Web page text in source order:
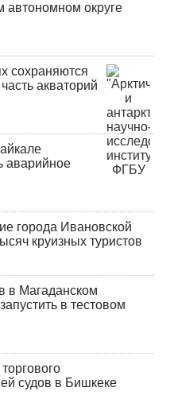
автономном округе
сохраняются
акваторий
аварийное
города Ивановской
круизных туристов
в Магаданском
в тестовом
судов в Бишкеке